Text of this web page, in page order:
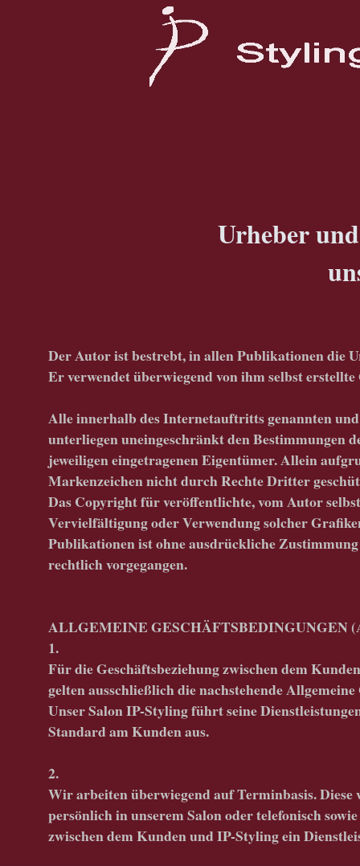
Urheber
Der Autor ist bestrebt, in allen Publikationen die
Er verwendet überwiegend von ihm selbst
Alle innerhalb des Internetauftritts genannten
unterliegen uneingeschränkt den Bestimmungen
jeweiligen eingetragenen Eigentümer. Allein
Markenzeichen nicht durch Rechte Dritter
Das Copyright für veröffentlichte, vom Autor
Vervielfältigung oder Verwendung solcher
Publikationen ist ohne ausdrückliche
rechtlich vorgegangen.
ALLGEMEINE GESCHÄFTSBEDINGUNGEN
1.
Für die Geschäftsbeziehung zwischen dem
gelten ausschließlich die nachstehende
Unser Salon IP-Styling führt seine
Standard am Kunden aus.
2.
Wir arbeiten überwiegend auf Terminbasis.
persönlich in unserem Salon oder telefonisch
zwischen dem Kunden und IP-Styling ein